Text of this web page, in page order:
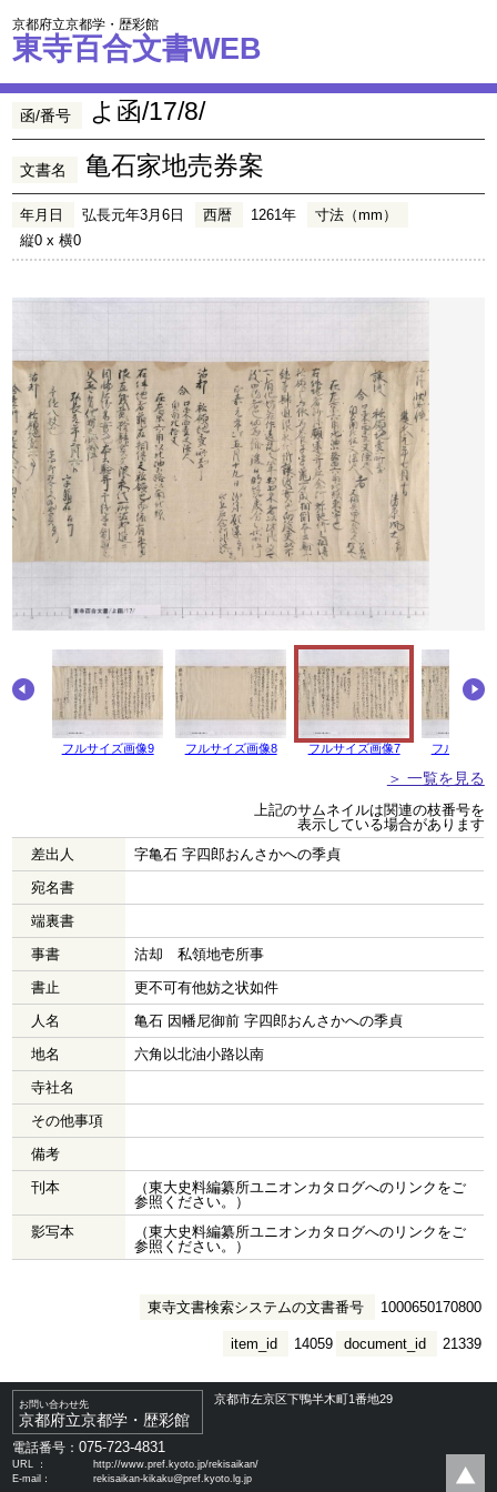
京都府立京都学・歴彩館
東寺百合文書WEB
函/番号 よ函/17/8/
文書名 亀石家地売券案
年月日 弘長元年3月6日 西暦 1261年
寸法（mm）
縦0 x 横0
フルサイズ画像9 フルサイズ画像8 フルサイズ画像7 フルサイズ
＞ 一覧を見る
上記のサムネイルは関連の枝番号を
表示している場合があります
差出人
字亀石 字四郎おんさかへの季貞
宛名書
端裏書
事書
沽却 私領地壱所事
書止
更不可有他妨之状如件
人名
亀石 因幡尼御前 字四郎おんさかへの季貞
地名
六角以北油小路以南
寺社名
その他事項
備考
刊本
（東大史料編纂所ユニオンカタログへのリンクをご
参照ください。）
影写本
（東大史料編纂所ユニオンカタログへのリンクをご
参照ください。）
東寺文書検索システムの文書番号 1000650170800
document_id 21339
item_id 14059
お問い合わせ先
京都府立京都学・歴彩館
京都市左京区下鴨半木町1番地29
電話番号：075-723-4831
URL ：
http://www.pref.kyoto.jp/rekisaikan/
E-mail：
rekisaikan-kikaku@pref.kyoto.lg.jp